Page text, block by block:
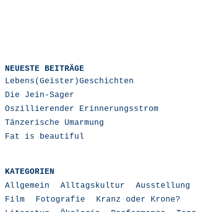
NEUESTE BEITRÄGE
Lebens(Geister)Geschichten
Die Jein-Sager
Oszillierender Erinnerungsstrom
Tänzerische Umarmung
Fat is beautiful
KATEGORIEN
Allgemein
Alltagskultur
Ausstellung
Film
Fotografie
Kranz oder Krone?